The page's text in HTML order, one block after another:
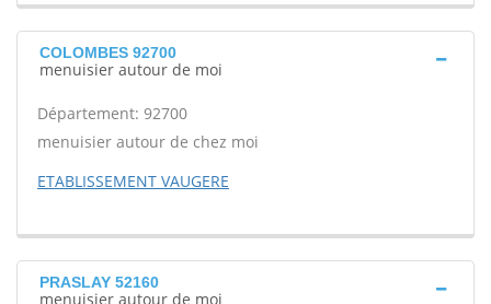
COLOMBES 92700
menuisier autour de moi
Département: 92700
menuisier autour de chez moi
ETABLISSEMENT VAUGERE
PRASLAY 52160
menuisier autour de moi